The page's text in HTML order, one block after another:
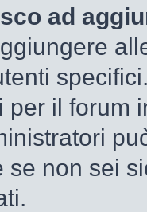
ad
per il forum
se non sei